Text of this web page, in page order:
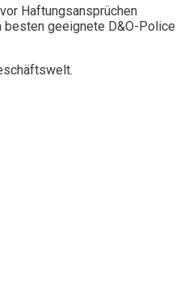
Haftungsansprüchen
besten geeignete D&O-Police